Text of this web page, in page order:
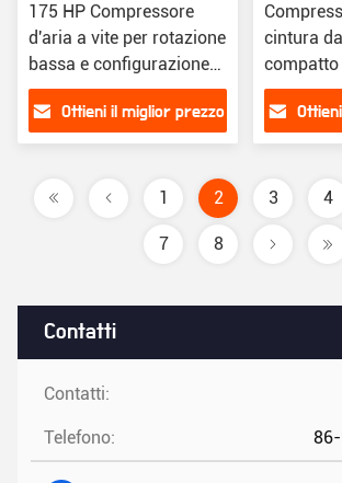
Contatti
Contatti:
Telefono:
175 HP Compressore
d'aria a vite per rotazione
bassa e configurazione
stazionaria
Ottieni il miglior prezzo
cintura
consumo
costi
1 2 3 4
7 8